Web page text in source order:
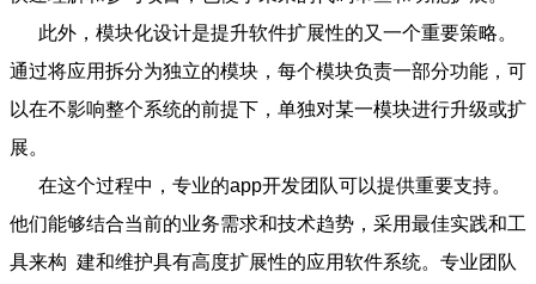
此外，模块化设计是提升软件扩展性的又一个重要策略。
通过将应用拆分为独立的模块，每个模块负责一部分功能，可
以在不影响整个系统的前提下，单独对某一模块进行升级或扩
展。
在这个过程中，专业的app开发团队可以提供重要支持。
他们能够结合当前的业务需求和技术趋势，采用最佳实践和工
具来构 建和维护具有高度扩展性的应用软件系统。专业团队